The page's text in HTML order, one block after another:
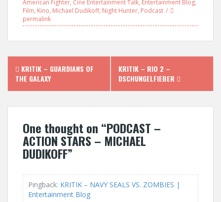
American Fighter, Cine Entertainment Talk, Entertainment Blog,
Film, Kino, Michael Dudikoff, Night Hunter, Podcast
permalink
P
o
s
KRITIK – GUARDIANS OF
THE GALAXY
KRITIK – RIO 2 –
DSCHUNGELFIEBER
One thought on “PODCAST –
ACTION STARS – MICHAEL
DUDIKOFF”
Pingback: KRITIK – NAVY SEALS VS. ZOMBIES |
Entertainment Blog